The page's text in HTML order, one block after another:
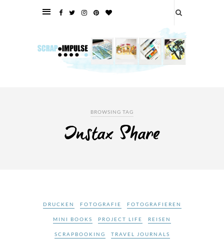
BROWSING TAG
Instax Share
DRUCKEN FOTOGRAFIE FOTOGRAFIEREN
MINI BOOKS PROJECT LIFE REISEN
SCRAPBOOKING TRAVEL JOURNALS